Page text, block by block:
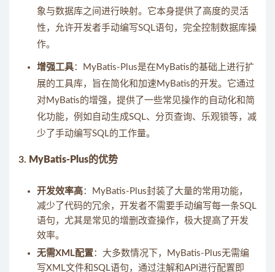
象与数据库之间进行映射。它本身提供了高度的灵活
性，允许开发者手动编写SQL语句，完全控制数据库操
作。
增强工具：MyBatis-Plus是在MyBatis的基础上进行扩
展的工具库，旨在简化和加速MyBatis的开发。它通过
对MyBatis的增强，提供了一些常见操作的自动化和简
化功能，例如自动生成SQL、分页查询、乐观锁等，减
少了手动编写SQL的工作量。
3. MyBatis-Plus的优势
开发效率高：MyBatis-Plus封装了大量的常用功能，
减少了代码的冗余，开发者不需要手动编写每一条SQL
语句，尤其是常见的增删改查操作，极大提高了开发
效率。
无需XML配置：大多数情况下，MyBatis-Plus无需编
写XML文件和SQL语句，通过注解和API进行配置即